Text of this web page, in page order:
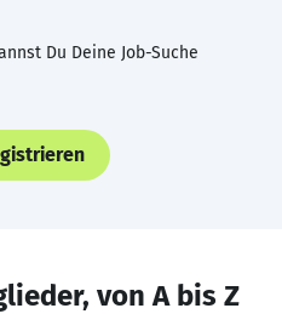
Du Deine Job-Suche
von A bis Z